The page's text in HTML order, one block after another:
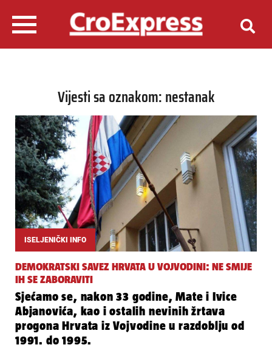
Vijesti sa oznakom: nestanak
ISELJENIČKI INFO
DEMOKRATSKI SAVEZ HRVATA U VOJVODINI: NE SMIJE
IH SE ZABORAVITI
Sjećamo se, nakon 33 godine, Mate i Ivice
Abjanovića, kao i ostalih nevinih žrtava
progona Hrvata iz Vojvodine u razdoblju od
1991. do 1995.